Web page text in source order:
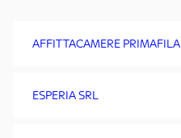
AFFITTACAMERE PRIMAFILA
ESPERIA SRL